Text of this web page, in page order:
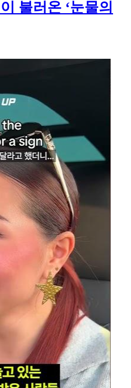
불러온 ‘눈물의